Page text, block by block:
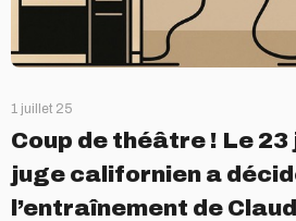
1 juillet 25
Coup de théâtre ! Le 23
juge californien a
l’entraînement de